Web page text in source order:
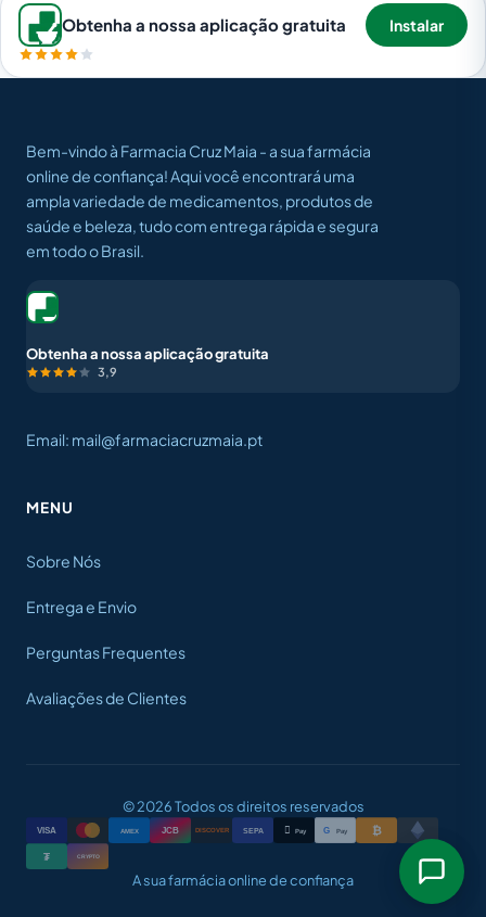
Obtenha a nossa aplicação gratuita Instalar
Bem-vindo à Farmacia Cruz Maia - a sua farmácia
online de confiança! Aqui você encontrará uma
ampla variedade de medicamentos, produtos de
saúde e beleza, tudo com entrega rápida e segura
em todo o Brasil.
Obtenha a nossa aplicação gratuita
3,9
Email: mail@farmaciacruzmaia.pt
MENU
Sobre Nós
Entrega e Envio
Perguntas Frequentes
Avaliações de Clientes
© 2026 Todos os direitos reservados
VISA AMEX JCB DISCOVER SEPA  Pay G Pay ₿
₮ CRYPTO
A sua farmácia online de confiança